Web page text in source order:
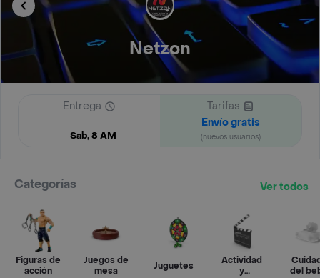
Netzon
Entrega
Sab, 8 AM
Tarifas
Envío gratis
(nuevos usuarios)
Categorías Ver todos
Figuras de
acción
Juegos de
mesa
Juguetes
Actividad
y
del